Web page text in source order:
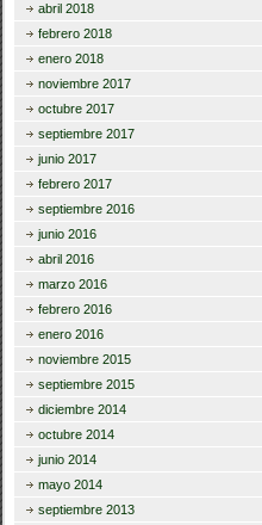
abril 2018
febrero 2018
enero 2018
noviembre 2017
octubre 2017
septiembre 2017
junio 2017
febrero 2017
septiembre 2016
junio 2016
abril 2016
marzo 2016
febrero 2016
enero 2016
noviembre 2015
septiembre 2015
diciembre 2014
octubre 2014
junio 2014
mayo 2014
septiembre 2013